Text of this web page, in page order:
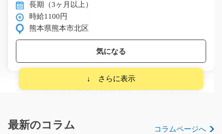
長期（3ヶ月以上）
時給1100円
熊本県熊本市北区
気になる
フォークリフトでの入出庫のオシゴト/i02_00683
出荷準備をするお仕…
最新のコラム コラムページへ